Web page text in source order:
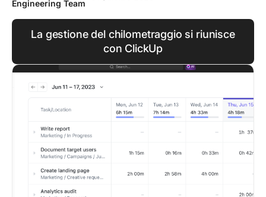
Engineering Team
La gestione del chilometraggio si riunisce
con ClickUp